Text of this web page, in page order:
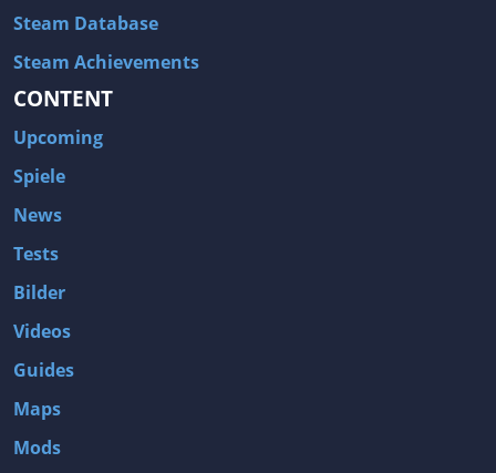
Steam Database
Steam Achievements
CONTENT
Upcoming
Spiele
News
Tests
Bilder
Videos
Guides
Maps
Mods